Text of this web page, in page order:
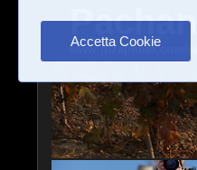
Accetta Cookie
www.juzaphoto.com/